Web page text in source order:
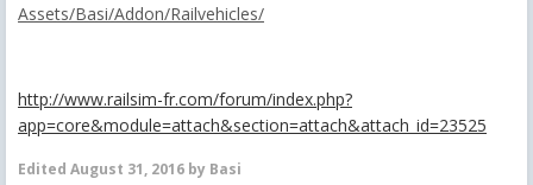
Assets/Basi/Addon/Railvehicles/
http://www.railsim-fr.com/forum/index.php?
app=core&module=attach&section=attach&attach_id=23525
Edited August 31, 2016 by Basi